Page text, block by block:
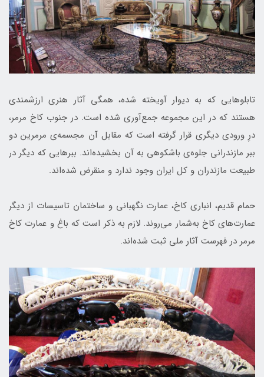
تابلوهایی که به دیوار آویخته شده، همگی آثار هنری ارزشمندی
هستند که در این مجموعه جمع‌آوری شده است. در جنوب کاخ مرمر،
درِ ورودی دیگری قرار گرفته است که مقابل آن مجسمه‌ی مرمرین دو
ببر مازندرانی جلوه‌ی باشکوهی به آن بخشیده‌اند. ببرهایی که دیگر در
طبیعت مازندران و کل ایران وجود ندارد و منقرض شده‌اند.
حمام قدیم، انباری کاخ، عمارت نگهبانی و ساختمان تاسیسات از دیگر
عمارت‌های کاخ به‌شمار می‌روند. لازم به ذکر است که باغ و عمارت کاخ
مرمر در فهرست آثار ملی ثبت شده‌اند.